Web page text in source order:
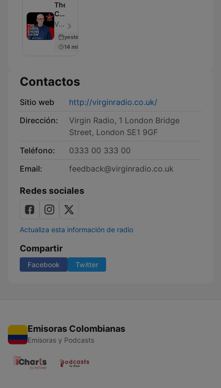
The
Chris
Evans
Show
with
Moneybox
Virgin Radio UK - Episodio 952
yesterday
14 min
Contactos
Sitio web
http://virginradio.co.uk/
Dirección:
Virgin Radio, 1 London Bridge
Street, London SE1 9GF
Teléfono:
0333 00 333 00
Email:
feedback@virginradio.co.uk
Redes sociales
Actualiza esta información de radio
Compartir
Facebook Twitter
Emisoras Colombianas
Emisoras y Podcasts